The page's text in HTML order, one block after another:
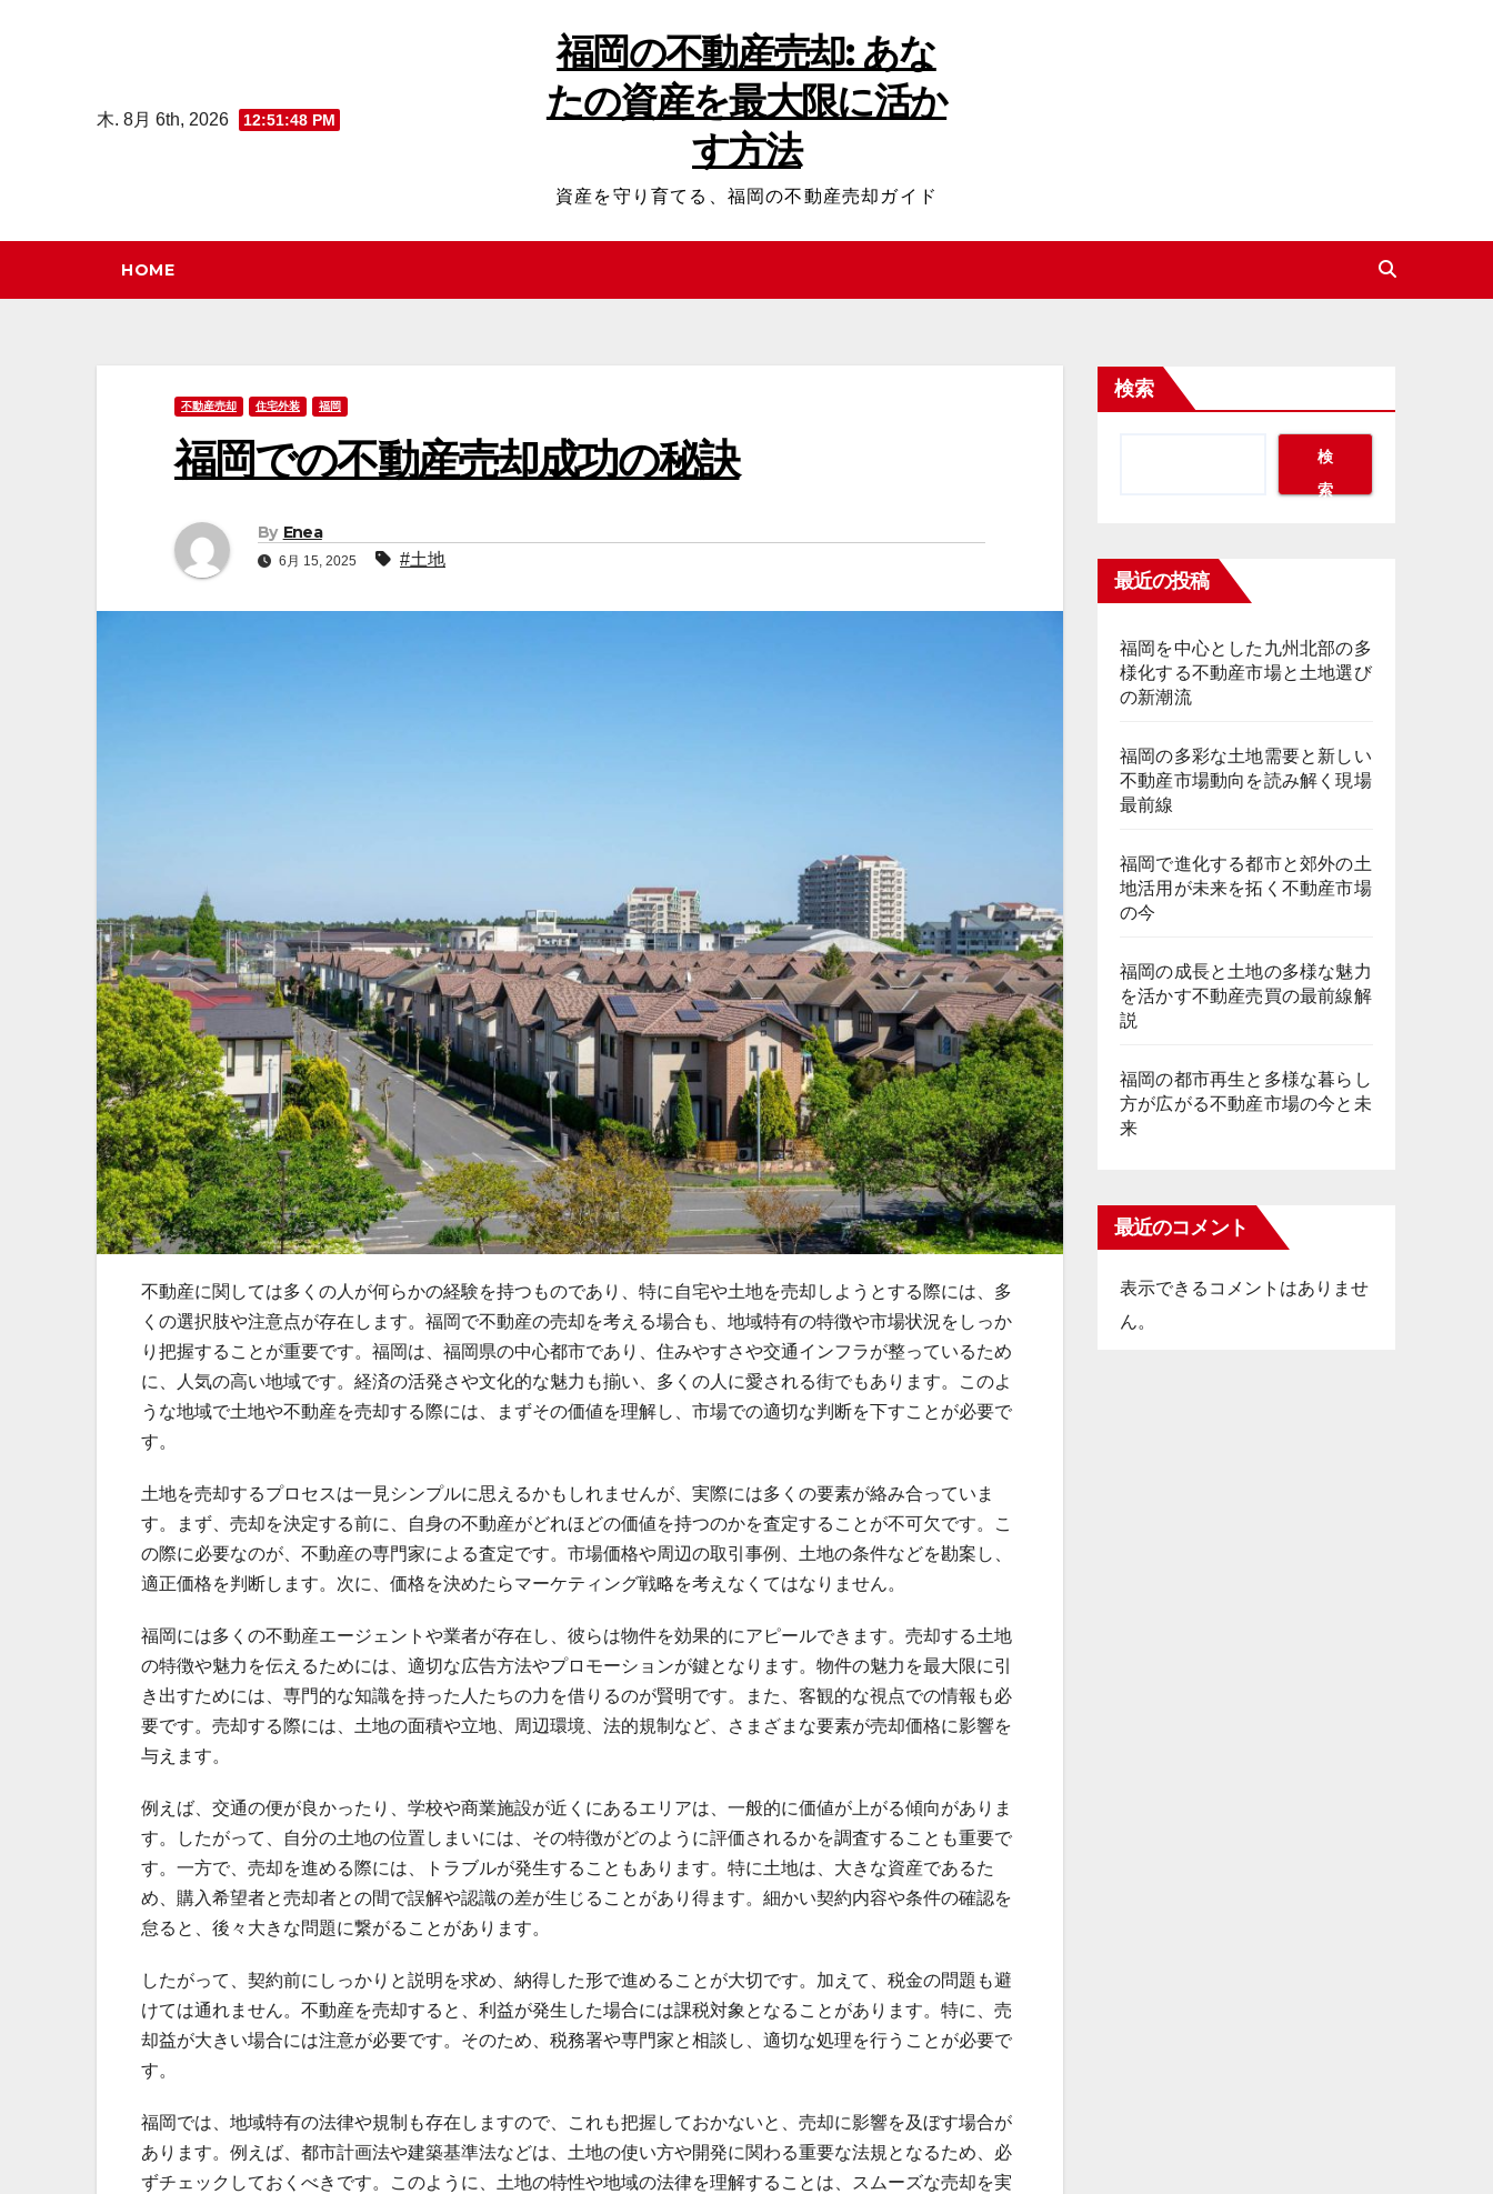
木. 8月 6th, 2026 12:51:50 PM
福岡の不動産売却: あな
たの資産を最大限に活か
す方法
資産を守り育てる、福岡の不動産売却ガイド
HOME
不動産売却 住宅外装 福岡
福岡での不動産売却成功の秘訣
By Enea
6月 15, 2025 #土地
不動産に関しては多くの人が何らかの経験を持つものであり、特に自宅や土地を売却しようとする際には、多
くの選択肢や注意点が存在します。 福岡で不動産の売却を考える場合も、地域特有の特徴や市場状況をしっか
り把握することが重要です。福岡は、福岡県の中心都市であり、住みやすさや交通インフラが整っているため
に、人気の高い地域です。経済の活発さや文化的な魅力も揃い、多くの人に愛される街でもあります。このよ
うな地域で土地や不動産を売却する際には、まずその価値を理解し、市場での適切な判断を下すことが必要で
す。
土地を売却するプロセスは一見シンプルに思えるかもしれませんが、実際には多くの要素が絡み合っていま
す。まず、売却を決定する前に、自身の不動産がどれほどの価値を持つのかを査定することが不可欠です。こ
の際に必要なのが、不動産の専門家による査定です。市場価格や周辺の取引事例、土地の条件などを勘案し、
適正価格を判断します。次に、価格を決めたらマーケティング戦略を考えなくてはなりません。
福岡には多くの不動産エージェントや業者が存在し、彼らは物件を効果的にアピールできます。売却する土地
の特徴や魅力を伝えるためには、適切な広告方法やプロモーションが鍵となります。物件の魅力を最大限に引
き出すためには、専門的な知識を持った人たちの力を借りるのが賢明です。また、客観的な視点での情報も必
要です。売却する際には、土地の面積や立地、周辺環境、法的規制など、さまざまな要素が売却価格に影響を
与えます。
例えば、交通の便が良かったり、学校や商業施設が近くにあるエリアは、一般的に価値が上がる傾向がありま
す。したがって、自分の土地の位置しまいには、その特徴がどのように評価されるかを調査することも重要で
す。一方で、売却を進める際には、トラブルが発生することもあります。特に土地は、大きな資産であるた
め、購入希望者と売却者との間で誤解や認識の差が生じることがあり得ます。細かい契約内容や条件の確認を
怠ると、後々大きな問題に繋がることがあります。
したがって、契約前にしっかりと説明を求め、納得した形で進めることが大切です。加えて、税金の問題も避
けては通れません。不動産を売却すると、利益が発生した場合には課税対象となることがあります。特に、売
却益が大きい場合には注意が必要です。そのため、税務署や専門家と相談し、適切な処理を行うことが必要で
す。
福岡では、地域特有の法律や規制も存在しますので、これも把握しておかないと、売却に影響を及ぼす場合が
あります。例えば、都市計画法や建築基準法などは、土地の使い方や開発に関わる重要な法規となるため、必
ずチェックしておくべきです。このように、土地の特性や地域の法律を理解することは、スムーズな売却を実
検索
検
索
最近の投稿
福岡を中心とした九州北部の多
様化する不動産市場と土地選び
の新潮流
福岡の多彩な土地需要と新しい
不動産市場動向を読み解く現場
最前線
福岡で進化する都市と郊外の土
地活用が未来を拓く不動産市場
の今
福岡の成長と土地の多様な魅力
を活かす不動産売買の最前線解
説
福岡の都市再生と多様な暮らし
方が広がる不動産市場の今と未
来
最近のコメント
表示できるコメントはありませ
ん。